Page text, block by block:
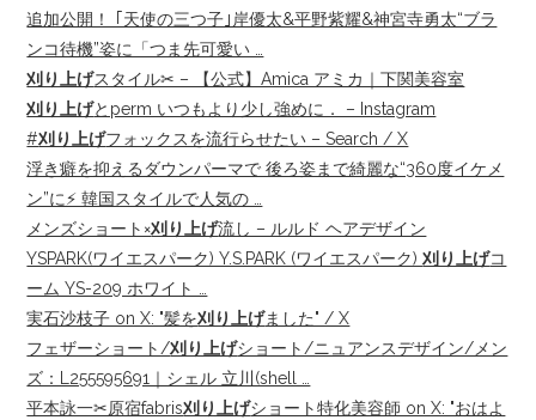
追加公開！ ｢天使の三つ子｣岸優太&平野紫耀&神宮寺勇太“ブラ
ンコ待機”姿に「つま先可愛い …
刈り上げスタイル✂︎ – 【公式】Amica アミカ｜下関美容室
刈り上げとperm いつもより少し強めに． – Instagram
#刈り上げフォックスを流行らせたい – Search / X
浮き癖を抑えるダウンパーマで 後ろ姿まで綺麗な“360度イケメ
ン”に⚡️ 韓国スタイルで人気の …
メンズショート×刈り上げ流し – ルルド ヘアデザイン
YSPARK(ワイエスパーク) Y.S.PARK (ワイエスパーク)刈り上げコ
ーム YS-209 ホワイト …
実石沙枝子 on X: "髪を刈り上げました" / X
フェザーショート/刈り上げショート/ニュアンスデザイン/メン
ズ：L255595691｜シェル 立川(shell …
平本詠一✂︎原宿fabris刈り上げショート特化美容師 on X: "おはよ